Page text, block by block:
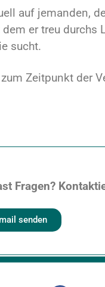
auf jemanden,
er treu durchs
sucht.
Zeitpunkt der
Fragen?
senden